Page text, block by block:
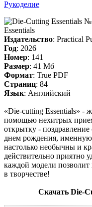
Рукоделие
Essentials
Издательство: Practical
Год: 2026
Номер: 141
Размер: 41 Мб
Формат: True PDF
Страниц: 84
Язык: Английский
«Die-cutting Essentials» -
помощью нехитрых
открытку -
днем рождения,
настолько необычны и
действительно приятно
каждой модели позволит
в творчестве!
Скачать Die-